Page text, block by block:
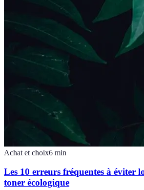
Achat et choix6 min
Les 10 erreurs fréquentes à éviter
toner écologique